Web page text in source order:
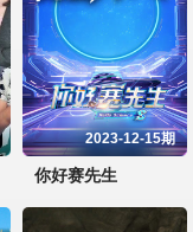
2023-12-15期
你好赛先生